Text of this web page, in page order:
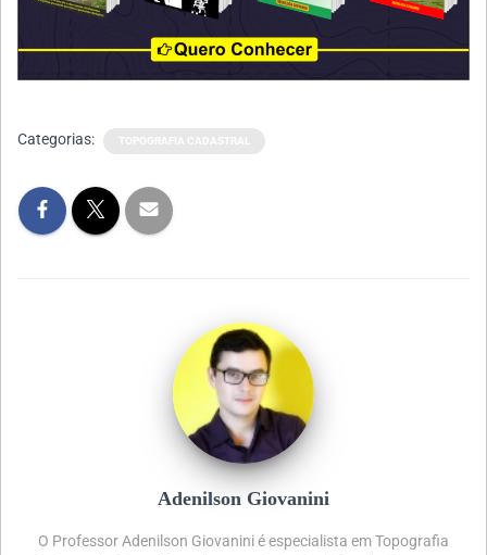
Categorias:
Adenilson Giovanini
O Professor Adenilson Giovanini é especialista em Topografia